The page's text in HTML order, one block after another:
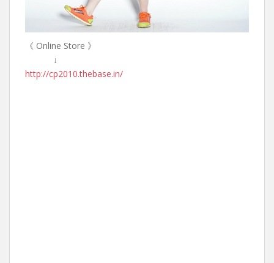
《 Online Store 》
↓
http://cp2010.thebase.in/